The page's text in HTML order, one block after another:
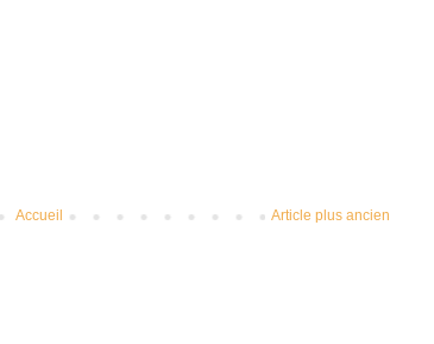
Article plus ancien
Accueil